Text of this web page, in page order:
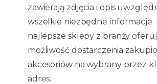
zawierają zdjęcia i opis
wszelkie niezbędne informacje.
najlepsze sklepy z branży
możliwość dostarczenia
akcesoriów na wybrany przez
adres.